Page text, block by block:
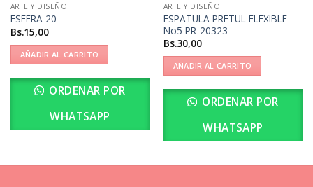
ARTE Y DISEÑO
ESFERA 20
Bs.15,00
AÑADIR AL CARRITO
ORDENAR POR
WHATSAPP
ARTE Y DISEÑO
ESPATULA PRETUL FLEXIBLE
No5 PR-20323
Bs.30,00
AÑADIR AL CARRITO
ORDENAR POR
WHATSAPP